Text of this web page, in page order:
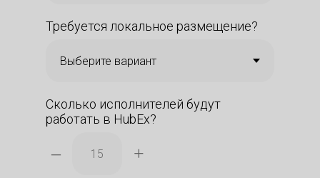
Требуется локальное размещение?
Сколько исполнителей будут
работать в HubEx?
– +